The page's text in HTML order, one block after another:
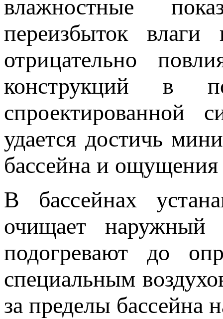
влажностные
переизбыток
отрицательно
конструкций в
спроектированной
удается достичь
бассейна и
В бассейнах
очищает наружный
подогревают до
специальным
за пределы бассейна